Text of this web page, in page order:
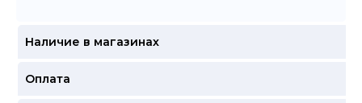
Наличие в магазинах
Оплата